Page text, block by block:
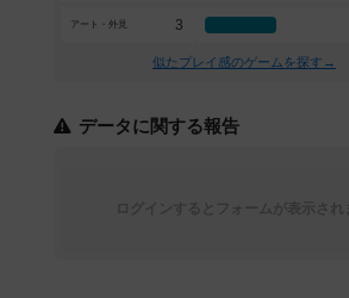
アート・外見 3
似たプレイ感のゲームを探す→
データに関する報告